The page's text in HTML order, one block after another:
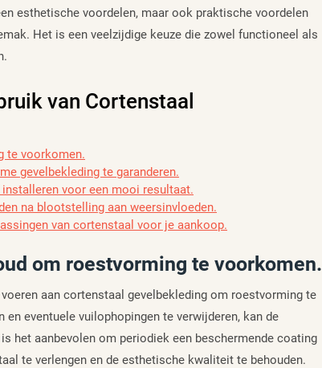
esthetische voordelen, maar ook praktische voordelen
Het is een veelzijdige keuze die zowel functioneel als
van Cortenstaal
te voorkomen.
gevelbekleding te garanderen.
voor een mooi resultaat.
na blootstelling aan weersinvloeden.
van cortenstaal voor je aankoop.
om roestvorming te voorkomen.
aan cortenstaal gevelbekleding om roestvorming te
eventuele vuilophopingen te verwijderen, kan de
het aanbevolen om periodiek een beschermende coating
te verlengen en de esthetische kwaliteit te behouden.